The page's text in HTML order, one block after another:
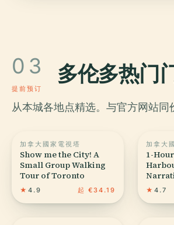
03 多伦多热门
提前预订
从本城各地点精选。与官方网站同
加拿大國家電視塔
Show me the City! A
Small Group Walking
Tour of Toronto
★ 4.9 起 €34.19
加拿大
1-
★ 4.7